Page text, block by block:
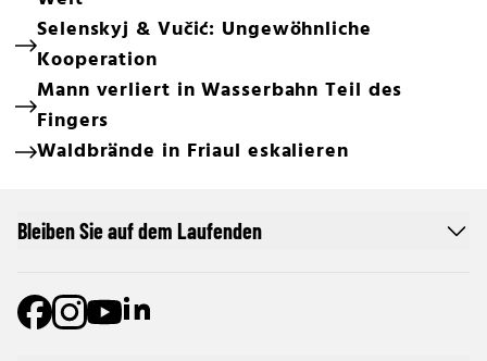
Selenskyj & Vučić: Ungewöhnliche
Kooperation
Mann verliert in Wasserbahn Teil des
Fingers
Waldbrände in Friaul eskalieren
Bleiben Sie auf dem Laufenden